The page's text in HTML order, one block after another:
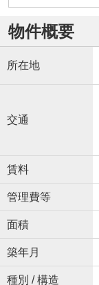
物件概要
所在地
交通
賃料
管理費等
面積
築年月
種別 / 構造